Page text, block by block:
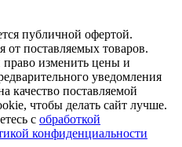
публичной офертой.
от поставляемых товаров.
право изменить цены и
уведомления
качество поставляемой
чтобы делать сайт лучше.
с обработкой
конфиденциальности